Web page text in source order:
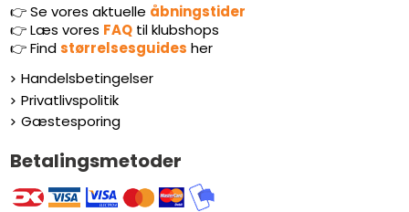
👉 Se vores aktuelle åbningstider
👉Læs vores FAQtil klubshops
👉Findstørrelsesguides her
Handelsbetingelser
Privatlivspolitik
Gæstesporing
Betalingsmetoder